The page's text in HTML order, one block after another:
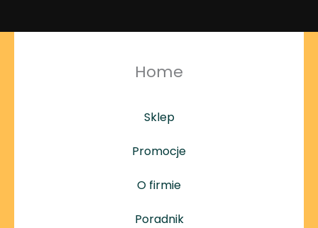
Home
Sklep
Promocje
O firmie
Poradnik